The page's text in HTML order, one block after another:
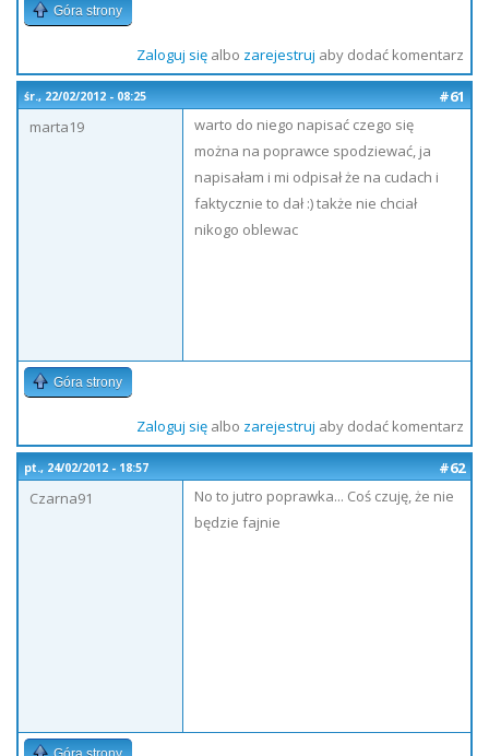
Góra strony
Zaloguj sięalbo zarejestruj aby dodać komentarz
śr., 22/02/2012 - 08:25
#61
marta19
warto do niego napisać czego się
można na poprawce spodziewać, ja
napisałam i mi odpisał że na cudach i
faktycznie to dał :) także nie chciał
nikogo oblewac
Góra strony
Zaloguj sięalbo zarejestruj aby dodać komentarz
pt., 24/02/2012 - 18:57
#62
Czarna91
No to jutro poprawka... Coś czuję, że nie
będzie fajnie